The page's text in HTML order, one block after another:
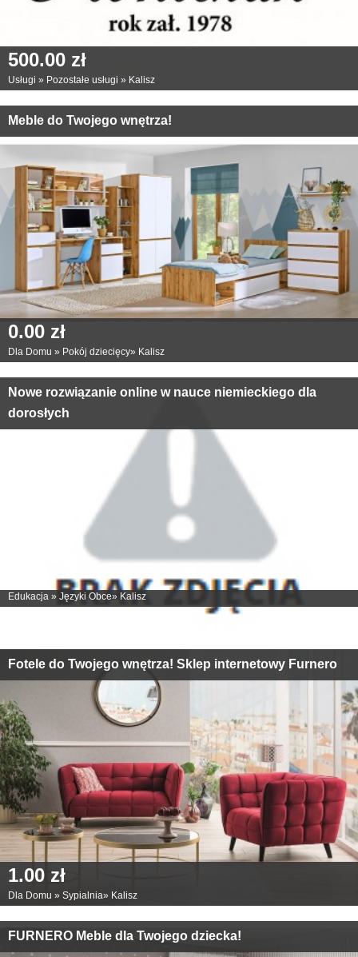
500.00 zł
Usługi » Pozostałe usługi » Kalisz
Meble do Twojego wnętrza!
0.00 zł
Dla Domu » Pokój dziecięcy» Kalisz
Nowe rozwiązanie online w nauce niemieckiego dla
dorosłych
Edukacja » Języki Obce» Kalisz
Fotele do Twojego wnętrza! Sklep internetowy Furnero
1.00 zł
Dla Domu » Sypialnia» Kalisz
FURNERO Meble dla Twojego dziecka!